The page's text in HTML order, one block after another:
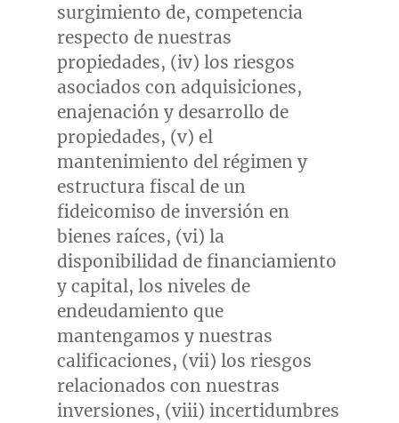
surgimiento de, competencia
respecto de nuestras
propiedades, (iv) los riesgos
asociados con adquisiciones,
enajenación y desarrollo de
propiedades, (v) el
mantenimiento del régimen y
estructura fiscal de un
fideicomiso de inversión en
bienes raíces, (vi) la
disponibilidad de financiamiento
y capital, los niveles de
endeudamiento que
mantengamos y nuestras
calificaciones, (vii) los riesgos
relacionados con nuestras
inversiones, (viii) incertidumbres